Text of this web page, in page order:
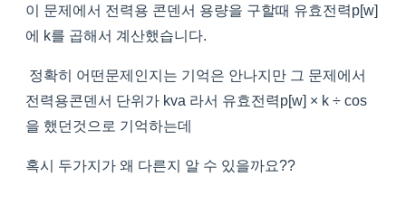
이 문제에서 전력용 콘덴서 용량을 구할때 유효전력p[w]
에 k를 곱해서 계산했습니다.
정확히 어떤문제인지는 기억은 안나지만 그 문제에서
전력용콘덴서 단위가 kva 라서 유효전력p[w] × k ÷ cos
을 했던것으로 기억하는데
혹시 두가지가 왜 다른지 알 수 있을까요??